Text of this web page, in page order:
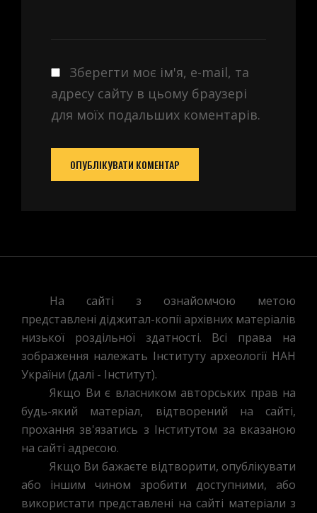
Зберегти моє ім'я, e-mail, та
адресу сайту в цьому браузері
для моїх подальших коментарів.
На сайті з ознайомчою метою
представлені діджитал-копії архівних матеріалів
низької роздільної здатності. Всі права на
зображення належать Інституту археології НАН
України (далі - Інститут).
Якщо Ви є власником авторських прав на
будь-який матеріал, відтворений на сайті,
прохання зв'язатись з Інститутом за вказаною
на сайті адресою.
Якщо Ви бажаєте відтворити, опублікувати
або іншим чином зробити доступними, або
використати представлені на сайті матеріали з